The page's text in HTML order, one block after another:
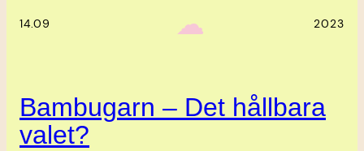
14.09 ‎ ‎‎ ☁︎‎‎ 2023
Bambugarn – Det hållbara
valet?